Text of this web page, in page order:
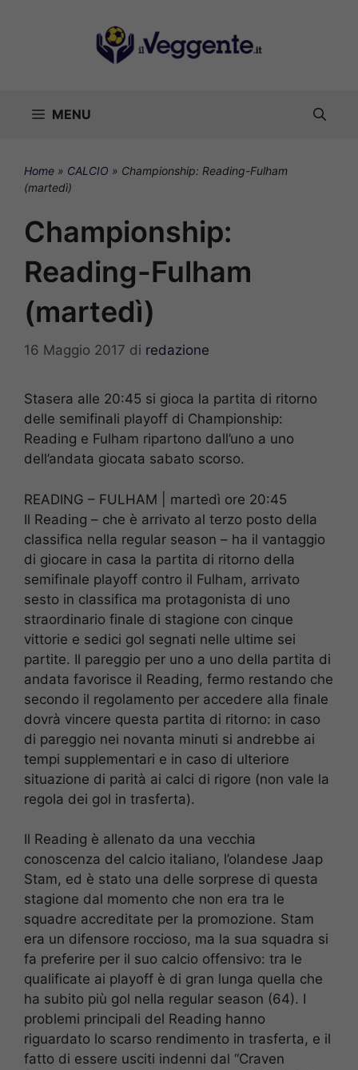
MENU
Home » CALCIO » Championship: Reading-Fulham
(martedì)
Championship:
Reading-Fulham
(martedì)
16 Maggio 2017 di redazione
Stasera alle 20:45 si gioca la partita di ritorno
delle semifinali playoff di Championship:
Reading e Fulham ripartono dall’uno a uno
dell’andata giocata sabato scorso.
READING – FULHAM | martedì ore 20:45
Il Reading – che è arrivato al terzo posto della
classifica nella regular season – ha il vantaggio
di giocare in casa la partita di ritorno della
semifinale playoff contro il Fulham, arrivato
sesto in classifica ma protagonista di uno
straordinario finale di stagione con cinque
vittorie e sedici gol segnati nelle ultime sei
partite. Il pareggio per uno a uno della partita di
andata favorisce il Reading, fermo restando che
secondo il regolamento per accedere alla finale
dovrà vincere questa partita di ritorno: in caso
di pareggio nei novanta minuti si andrebbe ai
tempi supplementari e in caso di ulteriore
situazione di parità ai calci di rigore (non vale la
regola dei gol in trasferta).
Il Reading è allenato da una vecchia
conoscenza del calcio italiano, l’olandese Jaap
Stam, ed è stato una delle sorprese di questa
stagione dal momento che non era tra le
squadre accreditate per la promozione. Stam
era un difensore roccioso, ma la sua squadra si
fa preferire per il suo calcio offensivo: tra le
qualificate ai playoff è di gran lunga quella che
ha subito più gol nella regular season (64). I
problemi principali del Reading hanno
riguardato lo scarso rendimento in trasferta, e il
fatto di essere usciti indenni dal “Craven